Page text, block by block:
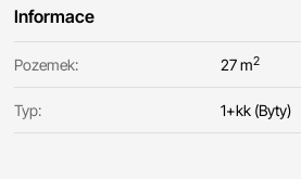
Informace
Pozemek: 27 m2
Typ: 1+kk (Byty)